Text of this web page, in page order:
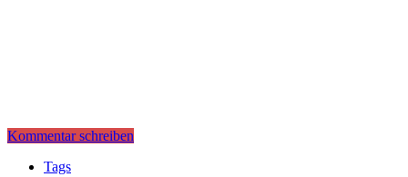
Kommentar schreiben
Tags